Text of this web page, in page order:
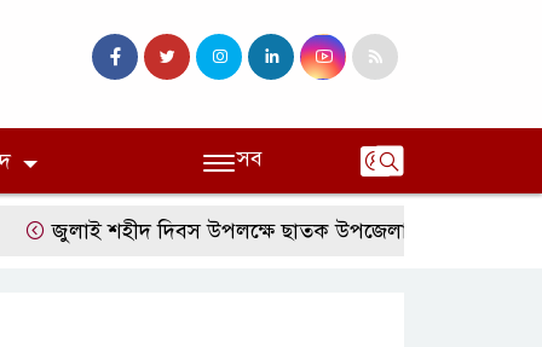
সব
জুলাই শহীদ দিবস উপলক্ষে ছাতক উপজেলা জামায়াতের